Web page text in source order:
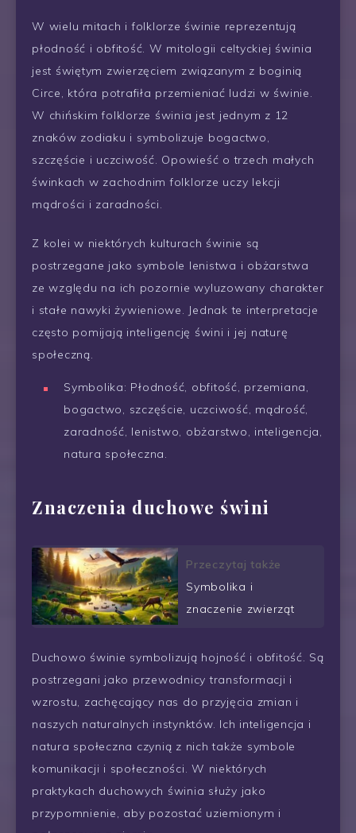
W wielu mitach i folklorze świnie reprezentują
płodność i obfitość. W mitologii celtyckiej świnia
jest świętym zwierzęciem związanym z boginią
Circe, która potrafiła przemieniać ludzi w świnie.
W chińskim folklorze świnia jest jednym z 12
znaków zodiaku i symbolizuje bogactwo,
szczęście i uczciwość. Opowieść o trzech małych
świnkach w zachodnim folklorze uczy lekcji
mądrości i zaradności.
Z kolei w niektórych kulturach świnie są
postrzegane jako symbole lenistwa i obżarstwa
ze względu na ich pozornie wyluzowany charakter
i stałe nawyki żywieniowe. Jednak te interpretacje
często pomijają inteligencję świni i jej naturę
społeczną.
Symbolika: Płodność, obfitość, przemiana,
bogactwo, szczęście, uczciwość, mądrość,
zaradność, lenistwo, obżarstwo, inteligencja,
natura społeczna.
Znaczenia duchowe świni
Przeczytaj także
Symbolika i
znaczenie zwierząt
Duchowo świnie symbolizują hojność i obfitość. Są
postrzegani jako przewodnicy transformacji i
wzrostu, zachęcający nas do przyjęcia zmian i
naszych naturalnych instynktów. Ich inteligencja i
natura społeczna czynią z nich także symbole
komunikacji i społeczności. W niektórych
praktykach duchowych świnia służy jako
przypomnienie, aby pozostać uziemionym i